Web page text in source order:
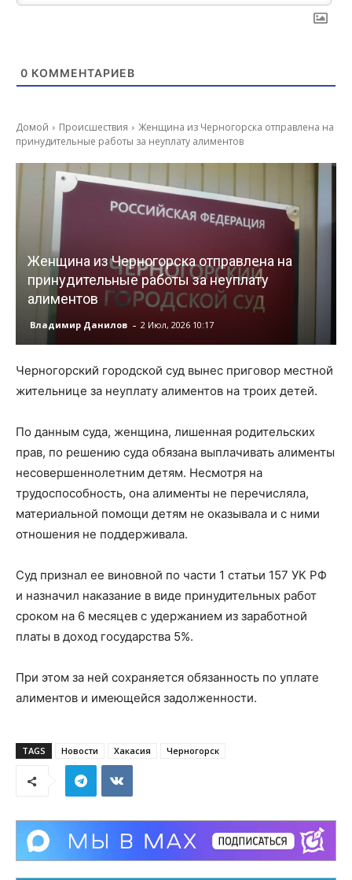
0 КОММЕНТАРИЕВ